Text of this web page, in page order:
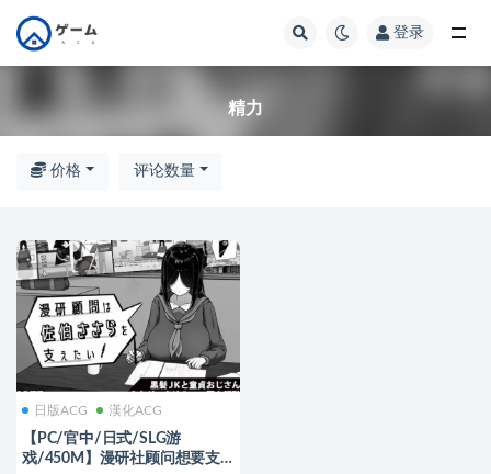
登录
精力
价格 评论数量
日版ACG 漢化ACG
【PC/官中/日式/SLG游
戏/450M】漫研社顾问想要支